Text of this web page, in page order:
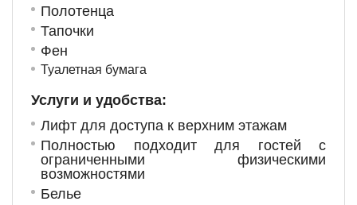
Полотенца
Тапочки
Фен
Туалетная бумага
Услуги и удобства: ​
Лифт для доступа к верхним этажам
Полностью подходит для гостей с
ограниченными физическими
возможностями
Белье